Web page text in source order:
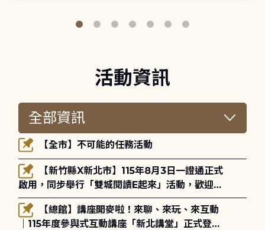
活動資訊
【全市】不可能的任務活動
啟用，同步舉行「雙城閱讀E起來」活動，歡迎踴
躍參加(115年8月3日至10月4日)。
｜115年度參與式互動講座「新北講堂」正式登